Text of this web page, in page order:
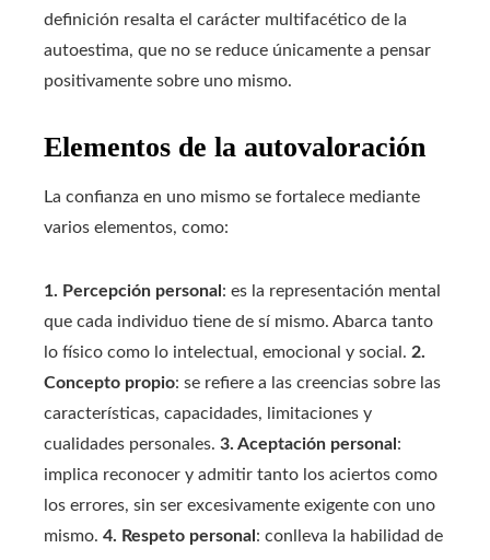
definición resalta el carácter multifacético de la
autoestima, que no se reduce únicamente a pensar
positivamente sobre uno mismo.
Elementos de la autovaloración
La confianza en uno mismo se fortalece mediante
varios elementos, como:
1. Percepción personal : es la representación mental
que cada individuo tiene de sí mismo. Abarca tanto
lo físico como lo intelectual, emocional y social. 2.
Concepto propio: se refiere a las creencias sobre las
características, capacidades, limitaciones y
cualidades personales. 3. Aceptación personal :
implica reconocer y admitir tanto los aciertos como
los errores, sin ser excesivamente exigente con uno
mismo. 4. Respeto personal : conlleva la habilidad de